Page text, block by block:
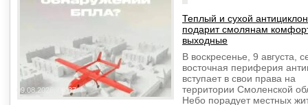
09.08.2026, 08:37
Теплый и сухой антициклон
подарит смолянам
выходные
В воскресенье, 9 августа,
восточная периферия
вступает в свои права на
территории Смоленской
Небо порадует местных